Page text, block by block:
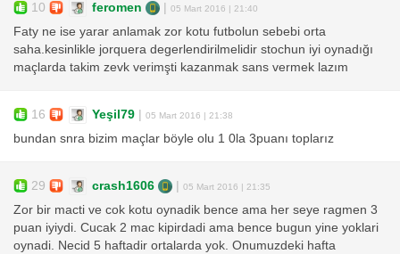
10 feromen 05 Mart 2016 | 21:40
Faty ne ise yarar anlamak zor kotu futbolun sebebi orta
saha.kesinlikle jorquera degerlendirilmelidir stochun iyi oynadığı
maçlarda takim zevk verimşti kazanmak sans vermek lazım
16 Yeşil79 05 Mart 2016 | 21:38
bundan snra bizim maçlar böyle olu 1 0la 3puanı toplarız
29 crash1606 05 Mart 2016 | 21:35
Zor bir macti ve cok kotu oynadik bence ama her seye ragmen 3
puan iyiydi. Cucak 2 mac kipirdadi ama bence bugun yine yoklari
oynadi. Necid 5 haftadir ortalarda yok. Onumuzdeki hafta